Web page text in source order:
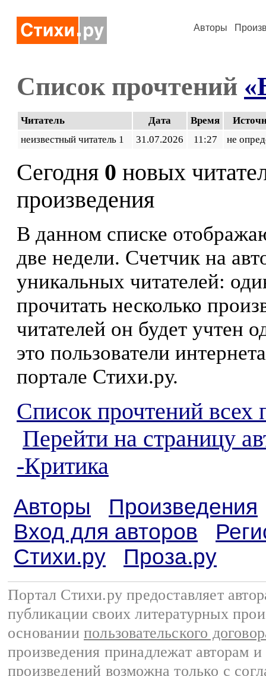
Авторы
Список прочтений
Читатель Дата Время
неизвестный читатель 1
31.07.2026 11:27 не
Сегодня 0 новых
произведения
В данном списке
две недели. Счетчик на
уникальных читателей:
прочитать несколько
читателей он будет учтен
это пользователи
портале Стихи.ру.
Список прочтений всех
Перейти на страницу
-Критика
Авторы
Произведения
Вход для авторов
Стихи.ру
Проза.ру
Портал Стихи.ру предоставляет
публикации своих литературных
основании пользовательского
произведения принадлежат авторам
произведений возможна только с